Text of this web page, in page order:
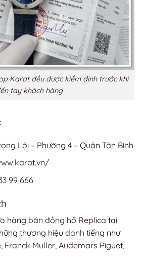
Karat đều được kiểm định trước khi
tay khách hàng
Lội – Phường 4 – Quận Tân Bình
99 666
hàng bán đồng hồ Replica tại
thương hiệu danh tiếng như
Franck Muller, Audemars Piguet,